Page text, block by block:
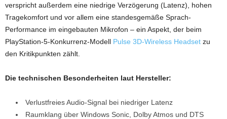
verspricht außerdem eine niedrige Verzögerung (Latenz), hohen
Tragekomfort und vor allem eine standesgemäße Sprach-
Performance im eingebauten Mikrofon – ein Aspekt, der beim
PlayStation-5-Konkurrenz-Modell Pulse 3D-Wireless Headset zu
den Kritikpunkten zählt.
Die technischen Besonderheiten laut Hersteller:
Verlustfreies Audio-Signal bei niedriger Latenz
Raumklang über Windows Sonic, Dolby Atmos und DTS